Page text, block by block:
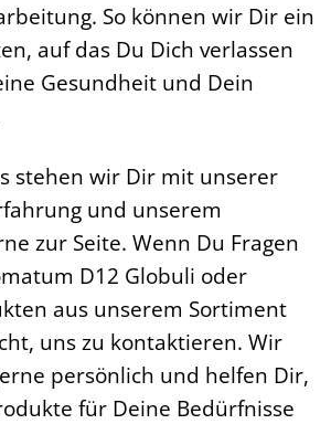
So können wir Dir ein
auf das Du Dich verlassen
Gesundheit und Dein
stehen wir Dir mit unserer
und unserem
zur Seite. Wenn Du Fragen
D12 Globuli oder
aus unserem Sortiment
uns zu kontaktieren. Wir
persönlich und helfen Dir,
für Deine Bedürfnisse